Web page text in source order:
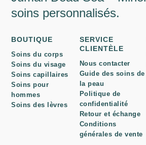
soins personnalisés.
BOUTIQUE
Soins du corps
Soins du visage
Soins capillaires
Soins pour
hommes
Soins des lèvres
SERVICE
CLIENTÈLE
Nous contacter
Guide des soins de
la peau
Politique de
confidentialité
Retour et échange
Conditions
générales de vente